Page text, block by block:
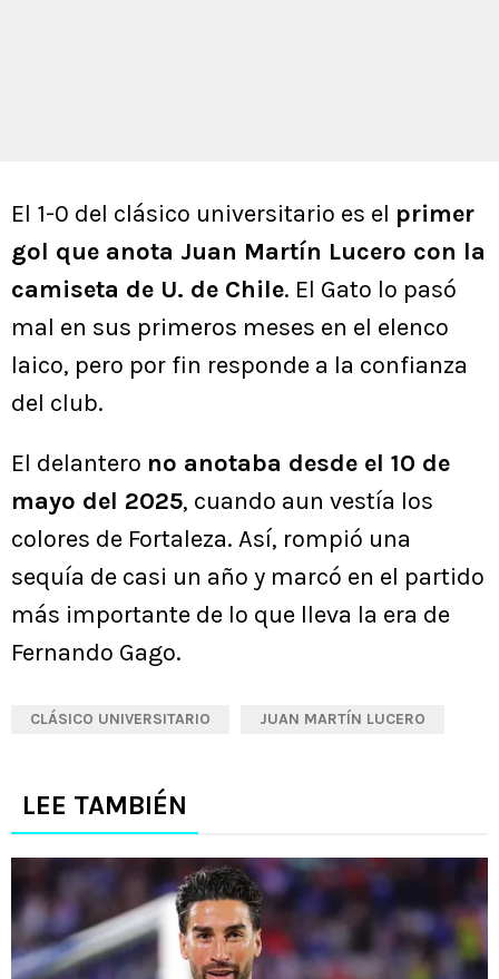
El 1-0 del clásico universitario es el primer
gol que anota Juan Martín Lucero con la
camiseta de U. de Chile. El Gato lo pasó
mal en sus primeros meses en el elenco
laico, pero por fin responde a la confianza
del club.
El delantero no anotaba desde el 10 de
mayo del 2025, cuando aun vestía los
colores de Fortaleza. Así, rompió una
sequía de casi un año y marcó en el partido
más importante de lo que lleva la era de
Fernando Gago.
CLÁSICO UNIVERSITARIO JUAN MARTÍN LUCERO
LEE TAMBIÉN